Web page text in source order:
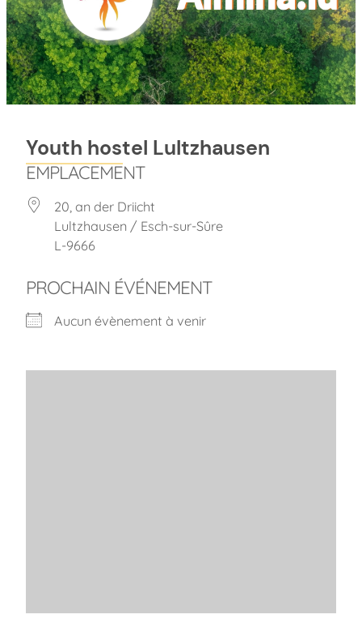
Youth hostel Lultzhausen
EMPLACEMENT
20, an der Driicht
Lultzhausen / Esch-sur-Sûre
L-9666
PROCHAIN ÉVÉNEMENT
Aucun évènement à venir